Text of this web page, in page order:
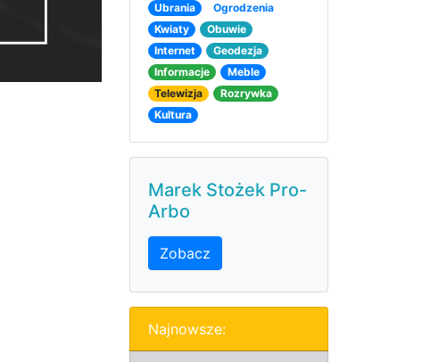
Ubrania
Ogrodzenia
Kwiaty
Obuwie
Internet
Geodezja
Informacje
Meble
Telewizja
Rozrywka
Kultura
Marek Stożek Pro-
Arbo
Zobacz
Najnowsze: